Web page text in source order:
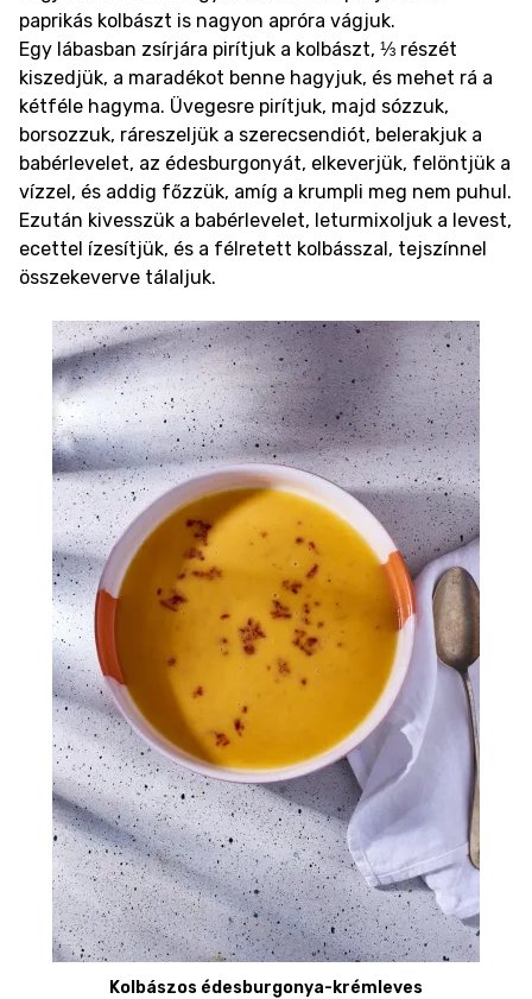
paprikás kolbászt is nagyon apróra vágjuk.
Egy lábasban zsírjára pirítjuk a kolbászt, ⅓ részét
kiszedjük, a maradékot benne hagyjuk, és mehet rá a
kétféle hagyma. Üvegesre pirítjuk, majd sózzuk,
borsozzuk, ráreszeljük a szerecsendiót, belerakjuk a
babérlevelet, az édesburgonyát, elkeverjük, felöntjük a
vízzel, és addig főzzük, amíg a krumpli meg nem puhul.
Ezután kivesszük a babérlevelet, leturmixoljuk a levest,
ecettel ízesítjük, és a félretett kolbásszal, tejszínnel
összekeverve tálaljuk.
Kolbászos édesburgonya-krémleves